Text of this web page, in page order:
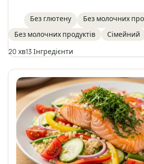
запікається з тушкованими
ароматному гірчичному соусі, а
печеною картоплею. Ідеальний
хто дбає про здорове харчування
Без глютену
Без молочних
Без молочних продуктів
Сімейний
20 хв13 Інгредієнти